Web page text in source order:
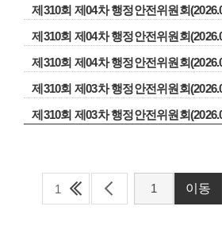
제310회 제04차 행정안전위원회
제310회 제04차 행정안전위원회
제310회 제04차 행정안전위원회
제310회 제03차 행정안전위원회
제310회 제03차 행정안전위원회
1